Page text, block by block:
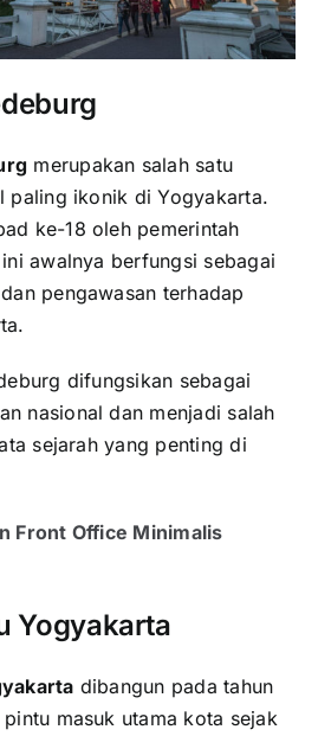
merupakan salah satu
paling ikonik di Yogyakarta.
ke-18 oleh pemerintah
awalnya berfungsi sebagai
pengawasan terhadap
difungsikan sebagai
nasional dan menjadi salah
sejarah yang penting di
Front Office Minimalis
Yogyakarta
dibangun pada tahun
masuk utama kota sejak